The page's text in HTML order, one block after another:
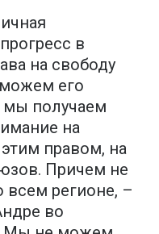
в
на свободу
его
мы получаем
на
правом, на
Причем не
всем регионе, –
во